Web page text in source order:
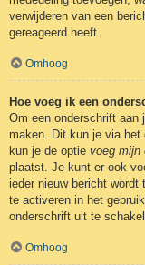
verwijderen van een
gereageerd heeft.
Omhoog
Hoe voeg ik een
Om een onderschrift aan
maken. Dit kun je via het
kun je de optie voeg mijn
plaatst. Je kunt er ook
ieder nieuw bericht wordt
te activeren in het
onderschrift uit te
Omhoog